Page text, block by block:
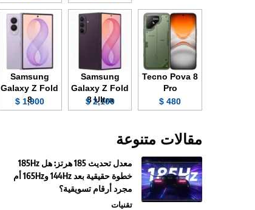
Tecno Pova 8
Pro
480 $
Samsung
Galaxy Z Fold
8 Ultra
2,100 $
Samsung
Galaxy Z Fold
8
1,900 $
مقالات متنوعة
معدل تحديث 185 هرتز: هل 185Hz
خطوة حقيقية بعد 144Hz و165Hz أم
مجرد أرقام تسويقية؟
تقنيات